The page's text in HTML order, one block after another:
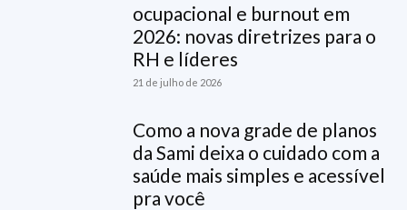
ocupacional e burnout em
2026: novas diretrizes para o
RH e líderes
21 de julho de 2026
Como a nova grade de planos
da Sami deixa o cuidado com a
saúde mais simples e acessível
pra você